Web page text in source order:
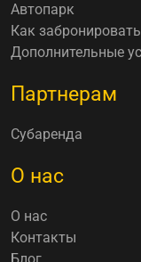
Автопарк
Как
Дополнительные
Партнерам
Субаренда
О нас
О нас
Контакты